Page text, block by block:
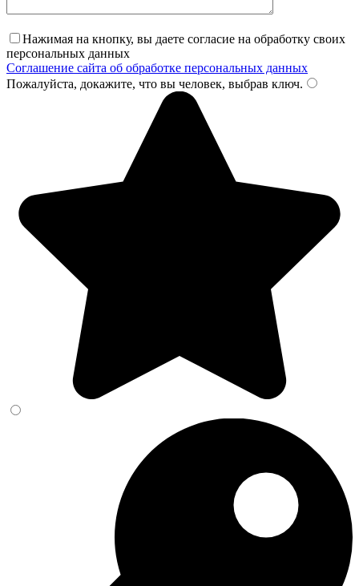
Нажимая на кнопку, вы даете согласие на обработку своих
персональных данных
Соглашение сайта об обработке персональных данных
Пожалуйста, докажите, что вы человек, выбрав ключ.